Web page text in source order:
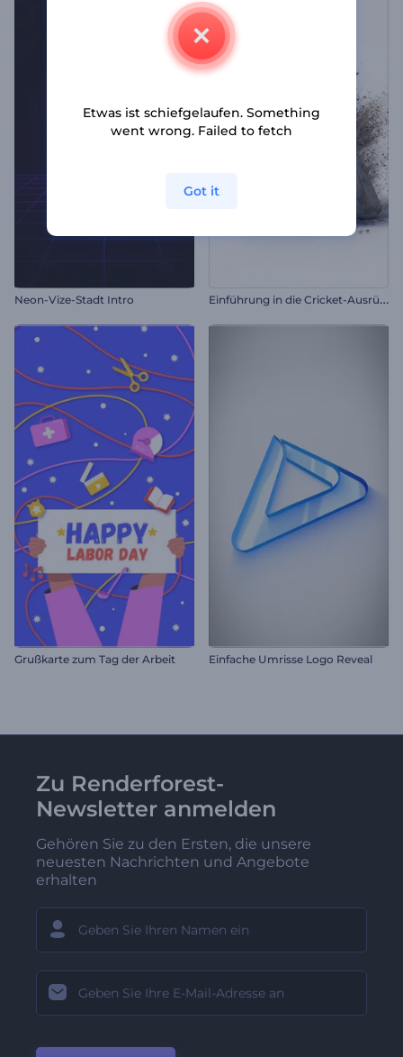
Neon-Vize-Stadt Intro E
inführung in die Cricket-Ausrüstung
Grußkarte zum Tag der Arbeit Einfache Umrisse Logo Reveal
Zu Renderforest-
Newsletter anmelden
Gehören Sie zu den Ersten, die unsere
neuesten Nachrichten und Angebote
erhalten
Etwas ist schiefgelaufen. Something
went wrong. Failed to fetch
Got it